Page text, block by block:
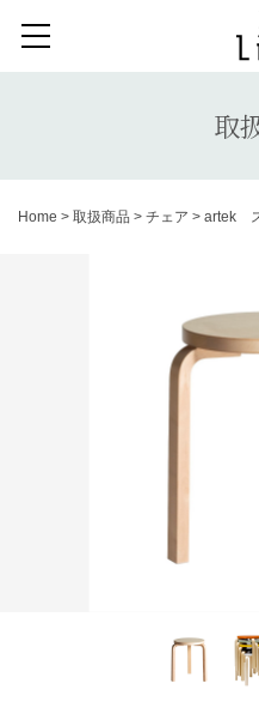
検索する記事の種類：
納品事例
ベンチ
テラス
ダイニングテーブル フ
取
Home > 取扱商品 > チェア > artek